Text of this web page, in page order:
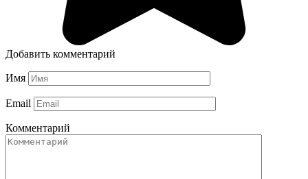
Добавить комментарий
Имя
Email
Комментарий